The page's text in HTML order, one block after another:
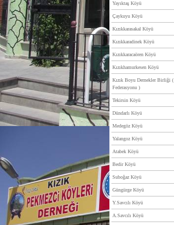
Yayıktaş Köyü
Çaykuyu Köyü
Kızıkkarasakal Köyü
Kızıkkaradinek Köyü
Kızıkkaracaören Köyü
Kızıkhamurkesen Köyü
Kızık Boyu Dernekler Birliği (
Federasyonu )
Tekirsin Köyü
Dündarlı Köyü
Medegöz Köyü
Yalangoz Köyü
Atabek Köyü
Bedir Köyü
Suboğaz Köyü
Güngürge Köyü
Y.Savcılı Köyü
A.Savcılı Köyü